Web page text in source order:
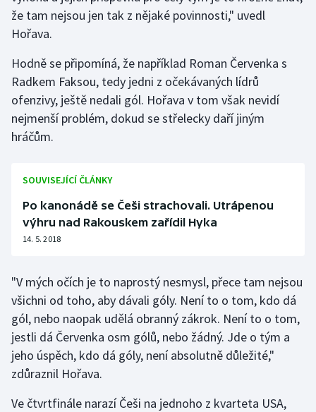
že tam nejsou jen tak z nějaké povinnosti," uvedl
Hořava.
Hodně se připomíná, že například Roman Červenka s
Radkem Faksou, tedy jedni z očekávaných lídrů
ofenzivy, ještě nedali gól. Hořava v tom však nevidí
nejmenší problém, dokud se střelecky daří jiným
hráčům.
SOUVISEJÍCÍ ČLÁNKY
Po kanonádě se Češi strachovali. Utrápenou
výhru nad Rakouskem zařídil Hyka
14. 5. 2018
"V mých očích je to naprostý nesmysl, přece tam nejsou
všichni od toho, aby dávali góly. Není to o tom, kdo dá
gól, nebo naopak udělá obranný zákrok. Není to o tom,
jestli dá Červenka osm gólů, nebo žádný. Jde o tým a
jeho úspěch, kdo dá góly, není absolutně důležité,"
zdůraznil Hořava.
Ve čtvrtfinále narazí Češi na jednoho z kvarteta USA,